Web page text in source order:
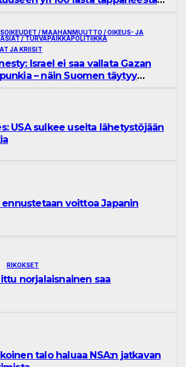
/ MAAHANMUUTTO / OIKEUS- JA
/ TURVAPAIKKAPOLITIIKKA
JA KRIISIT
Israel ei saa vallata Gazan
– näin Suomen täytyy
USA sulkee useita lähetystöjään
voittoa Japanin
RIKOKSET
norjalaisnainen saa
talo haluaa NSA:n jatkavan